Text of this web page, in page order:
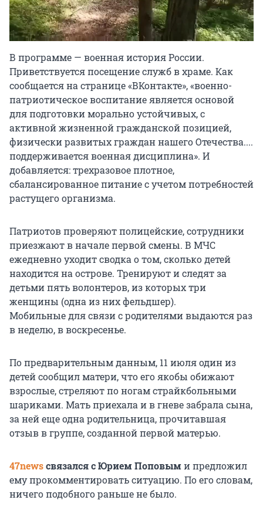
В программе — военная история России.
Приветствуется посещение служб в храме. Как
сообщается на странице «ВКонтакте», «военно-
патриотическое воспитание является основой
для подготовки морально устойчивых, с
активной жизненной гражданской позицией,
физически развитых граждан нашего Отечества....
поддерживается военная дисциплина». И
добавляется: трехразовое плотное,
сбалансированное питание с учетом потребностей
растущего организма.
Патриотов проверяют полицейские, сотрудники
приезжают в начале первой смены. В МЧС
ежедневно уходит сводка о том, сколько детей
находится на острове. Тренируют и следят за
детьми пять волонтеров, из которых три
женщины (одна из них фельдшер).
Мобильные для связи с родителями выдаются раз
в неделю, в воскресенье.
По предварительным данным, 11 июля один из
детей сообщил матери, что его якобы обижают
взрослые, стреляют по ногам страйкбольными
шариками. Мать приехала и в гневе забрала сына,
за ней еще одна родительница, прочитавшая
отзыв в группе, созданной первой матерью.
47newsсвязался с Юрием Поповыми предложил
ему прокомментировать ситуацию. По его словам,
ничего подобного раньше не было.